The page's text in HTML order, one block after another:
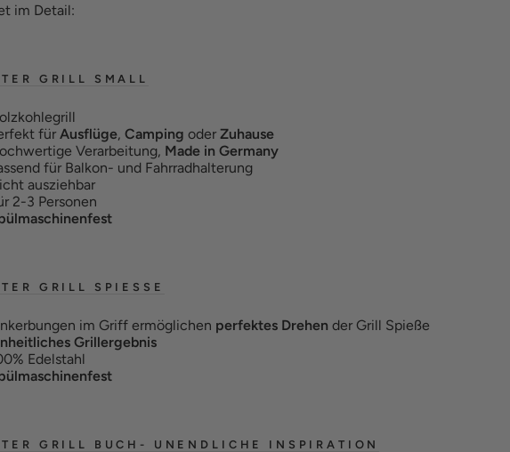
im Detail:
GRILL SMALL
für Ausflüge, Camping oder Zuhause
Verarbeitung, Made in Germany
für Balkon- und Fahrradhalterung
ausziehbar
2-3 Personen
GRILL SPIESSE
im Griff ermöglichen perfektes Drehen der Grill Spieße
Grillergebnis
Edelstahl
GRILL BUCH- UNENDLICHE INSPIRATION